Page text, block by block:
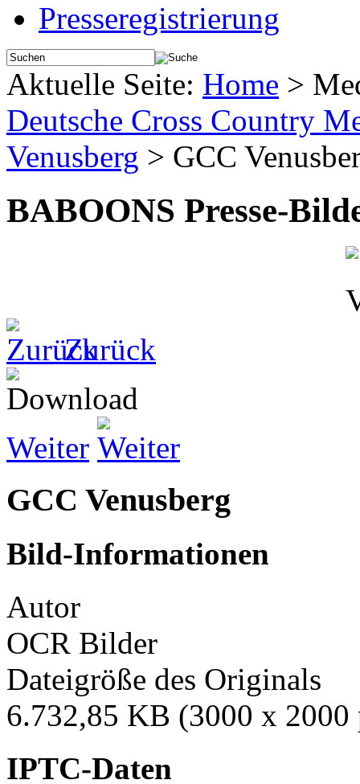
Presseregistrierung
Aktuelle Seite: Home >
Deutsche Cross Country
Venusberg > GCC
BABOONS Presse-
Zurück
Weiter
GCC Venusberg
Bild-Informationen
Autor
OCR Bilder
Dateigröße des Originals
6.732,85 KB (3000 x 2000
IPTC-Daten